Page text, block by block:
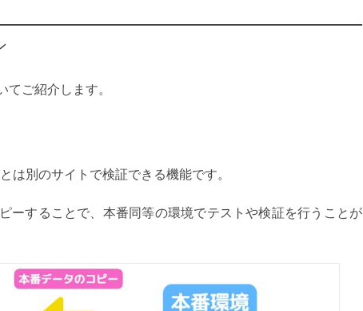
ご紹介します。
は別のサイトで検証できる機能です。
ーすることで、 本番同等の環境でテストや検証を行うことが